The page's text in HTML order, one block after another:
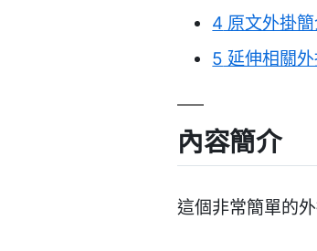
4 原文外掛
5 延伸相關
內容簡介
這個非常簡單的